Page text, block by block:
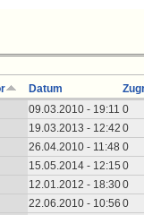
Datum
09.03.2010 - 19:11 0
19.03.2013 - 12:42 0
26.04.2010 - 11:48 0
15.05.2014 - 12:15 0
12.01.2012 - 18:300
22.06.2010 - 10:56 0